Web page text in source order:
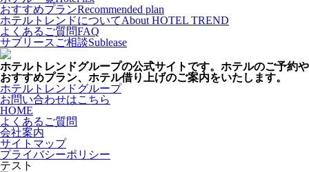
おすすめプランRecommended plan
ホテルトレンドについてAbout HOTEL TREND
よくあるご質問FAQ
サブリースご相談Sublease
ホテルトレンドグループの公式サイトです。ホテルのご予約や
おすすめプラン、ホテル借り上げのご案内をいたします。
ホテルトレンドグループ
お問い合わせはこちら
HOME
よくあるご質問
会社案内
サイトマップ
プライバシーポリシー
テスト